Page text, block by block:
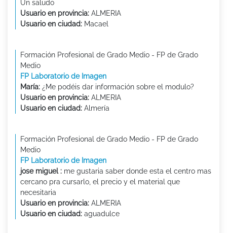
Un saludo
Usuario en provincia: ALMERIA
Usuario en ciudad: Macael
Formación Profesional de Grado Medio - FP de Grado
Medio
FP Laboratorio de Imagen
María: ¿Me podéis dar información sobre el modulo?
Usuario en provincia: ALMERIA
Usuario en ciudad: Almería
Formación Profesional de Grado Medio - FP de Grado
Medio
FP Laboratorio de Imagen
jose miguel : me gustaria saber donde esta el centro mas
cercano pra cursarlo, el precio y el material que
necesitaria
Usuario en provincia: ALMERIA
Usuario en ciudad: aguadulce